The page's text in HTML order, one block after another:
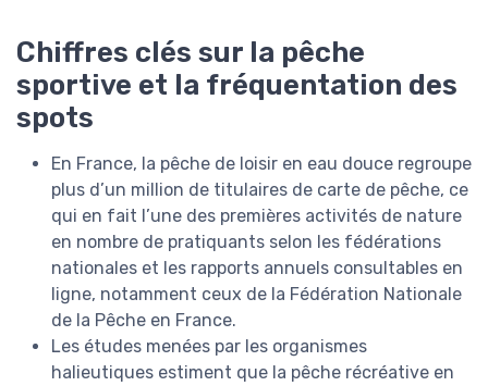
Chiffres clés sur la pêche
sportive et la fréquentation des
spots
En France, la pêche de loisir en eau douce regroupe
plus d’un million de titulaires de carte de pêche, ce
qui en fait l’une des premières activités de nature
en nombre de pratiquants selon les fédérations
nationales et les rapports annuels consultables en
ligne, notamment ceux de la Fédération Nationale
de la Pêche en France.
Les études menées par les organismes
halieutiques estiment que la pêche récréative en